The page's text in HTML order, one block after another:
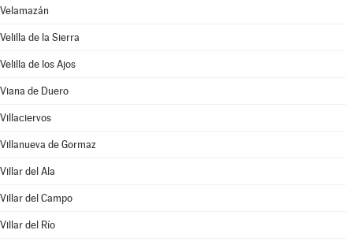
Velamazán
Velilla de la Sierra
Velilla de los Ajos
Viana de Duero
Villaciervos
Villanueva de Gormaz
Villar del Ala
Villar del Campo
Villar del Río